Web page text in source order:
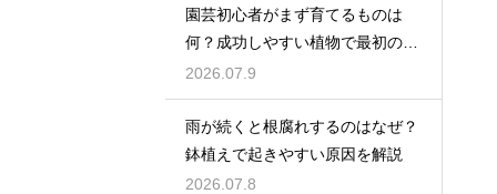
園芸初心者がまず育てるものは
何？成功しやすい植物で最初の一
歩を踏み出そう
2026.07.9
雨が続くと根腐れするのはなぜ？
鉢植えで起きやすい原因を解説
2026.07.8